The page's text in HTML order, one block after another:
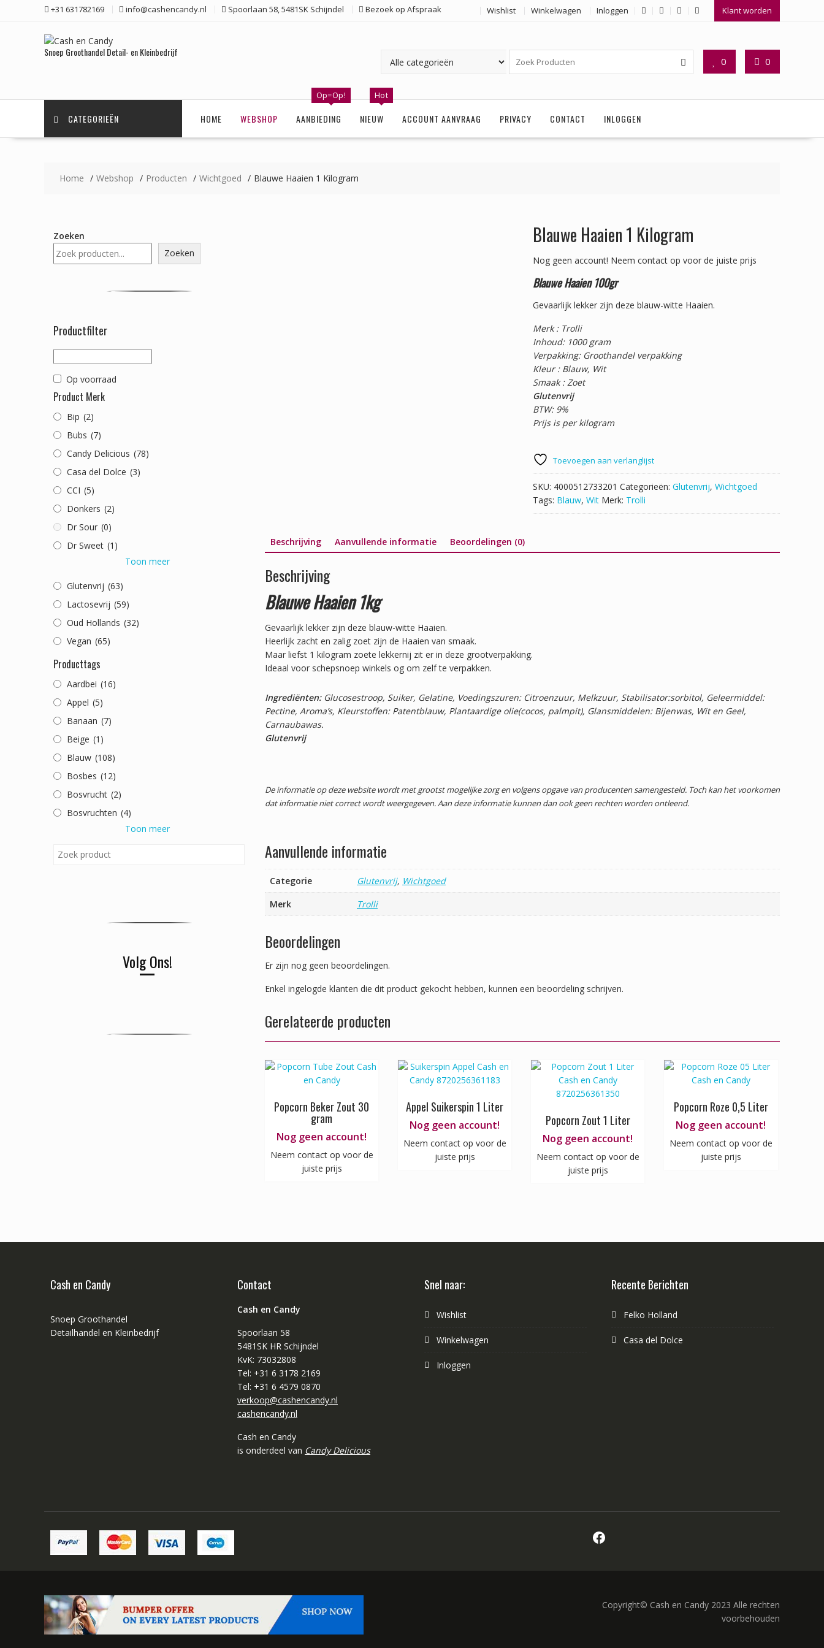
+31 631782169 info@cashencandy.nl Spoorlaan 58, 5481SK Schijndel Bezoek op Afspraak Wishlist Winkelwagen Inloggen Klant worden
Snoep Groothandel Detail- en Kleinbedrijf
0 0
CATEGORIEËN HOME WEBSHOP AANBIEDING
Op=Op!
NIEUW
Hot
ACCOUNT AANVRAAG PRIVACY CONTACT INLOGGEN
Home Webshop Producten Wichtgoed Blauwe Haaien 1 Kilogram
Blauwe Haaien 1 Kilogram
Nog geen account! Neem contact op voor de juiste prijs
Blauwe Haaien 100gr
Gevaarlijk lekker zijn deze blauw-witte Haaien.
Merk : Trolli
Inhoud: 1000 gram
Verpakking: Groothandel verpakking
Kleur : Blauw, Wit
Smaak : Zoet
Glutenvrij
BTW: 9%
Prijs is per kilogram
Toevoegen aan verlanglijst
SKU: 4000512733201 Categorieën: Glutenvrij, Wichtgoed
Tags: Blauw, Wit Merk: Trolli
Beschrijving Aanvullende informatie Beoordelingen (0)
Beschrijving
Blauwe Haaien 1kg
Gevaarlijk lekker zijn deze blauw-witte Haaien.
Heerlijk zacht en zalig zoet zijn de Haaien van smaak.
Maar liefst 1 kilogram zoete lekkernij zit er in deze grootverpakking.
Ideaal voor schepsnoep winkels og om zelf te verpakken.
Ingrediënten:Glucosestroop, Suiker, Gelatine, Voedingszuren: Citroenzuur, Melkzuur, Stabilisator:sorbitol, Geleermiddel:
Pectine, Aroma’s, Kleurstoffen: Patentblauw, Plantaardige olie(cocos, palmpit), Glansmiddelen: Bijenwas, Wit en Geel,
Carnaubawas.
Glutenvrij
De informatie op deze website wordt met grootst mogelijke zorg en volgens opgave van producenten samengesteld. Toch kan het voorkomen
dat informatie niet correct wordt weergegeven. Aan deze informatie kunnen dan ook geen rechten worden ontleend.
Aanvullende informatie
Categorie Glutenvrij, Wichtgoed
Merk
Trolli
Beoordelingen
Er zijn nog geen beoordelingen.
Enkel ingelogde klanten die dit product gekocht hebben, kunnen een beoordeling schrijven.
Gerelateerde producten
Popcorn Beker Zout 30
gram
Nog geen account!
Neem contact op voor de
juiste prijs
Appel Suikerspin 1 Liter
Nog geen account!
Neem contact op voor de
juiste prijs
Popcorn Zout 1 Liter
Nog geen account!
Neem contact op voor de
juiste prijs
Popcorn Roze 0,5 Liter
Nog geen account!
Neem contact op voor de
juiste prijs
Zoeken
Zoeken
Productfilter
Op voorraad
Product Merk
Bip (2)
Bubs (7)
Candy Delicious (78)
Casa del Dolce (3)
CCI (5)
Donkers (2)
Dr Sour (0)
Dr Sweet (1)
Toon meer
Glutenvrij (63)
Lactosevrij (59)
Oud Hollands (32)
Vegan (65)
Producttags
Aardbei (16)
Appel (5)
Banaan (7)
Beige (1)
Blauw (108)
Bosbes (12)
Bosvrucht (2)
Bosvruchten (4)
Toon meer
Volg Ons!
Cash en Candy
Snoep Groothandel
Detailhandel en Kleinbedrijf
Contact
Cash en Candy
Spoorlaan 58
5481SK HR Schijndel
KvK: 73032808
Tel: +31 6 3178 2169
Tel: +31 6 4579 0870
verkoop@cashencandy.nl
cashencandy.nl
Cash en Candy
is onderdeel van Candy Delicious
Snel naar:
Wishlist
Winkelwagen
Inloggen
Recente Berichten
Felko Holland
Casa del Dolce
Facebook
Copyright© Cash en Candy 2023 Alle rechten
voorbehouden